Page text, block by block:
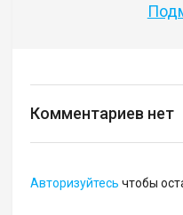
Комментариев нет
Авторизуйтесь чтобы